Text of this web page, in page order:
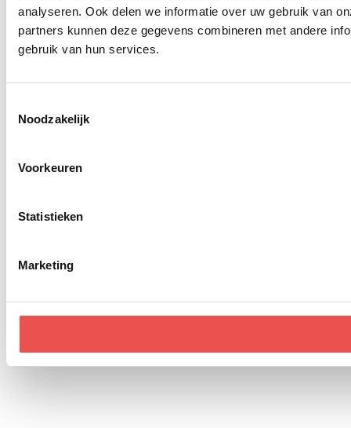
analyseren. Ook delen we informatie over uw gebruik van
partners kunnen deze gegevens combineren met andere
gebruik van hun services.
Noodzakelijk
Voorkeuren
Statistieken
Marketing